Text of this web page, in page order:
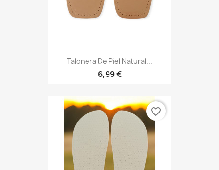
Talonera De Piel Natural...
6,99 €
favorite_border